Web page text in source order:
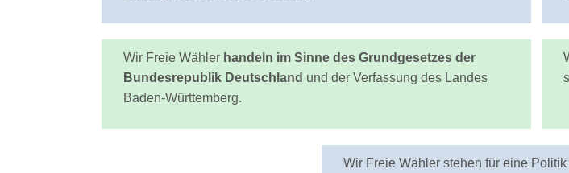
Wir Freie Wähler handeln im Sinne des Grundgesetzes der
Bundesrepublik Deutschland und der Verfassung des Landes
Baden-Württemberg.
Wir Freie Wähler stehen für eine Politik